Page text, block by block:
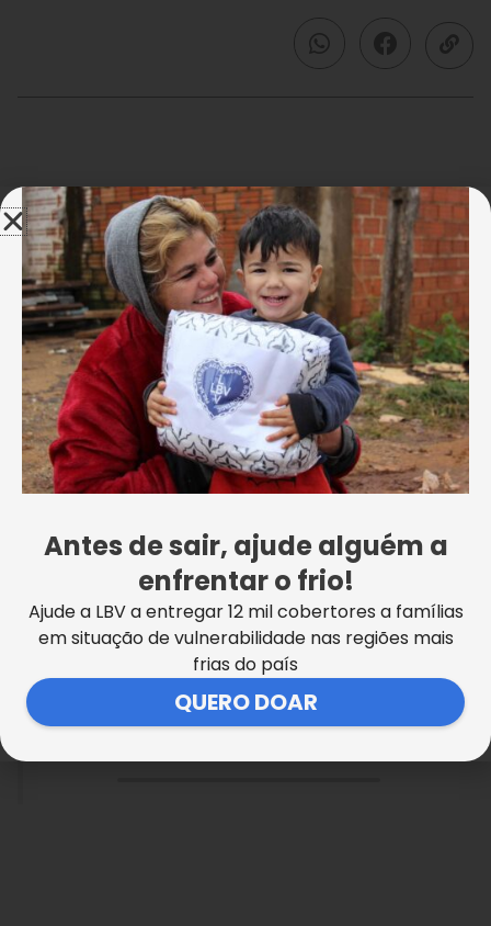
Mas nesse bosque não tem lobo,
não! Tem, sim, uma diversidade
linda da flora. E é um
passeio que as crianças da
Supercreche Jesus fazem. Olha
só.
Posted byLBV Brasilon
Tuesday, May 5, 2015
Antes de sair, ajude alguém a
enfrentar o frio!
Ajude a LBV a entregar 12 mil cobertores a famílias
em situação de vulnerabilidade nas regiões mais
frias do país
QUERO DOAR